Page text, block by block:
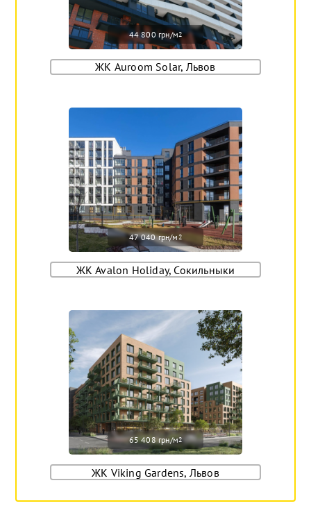
44 800 грн/м2
ЖК Auroom Solar, Львов
47 040 грн/м2
ЖК Avalon Holiday, Сокильныки
65 408 грн/м2
ЖК Viking Gardens, Львов